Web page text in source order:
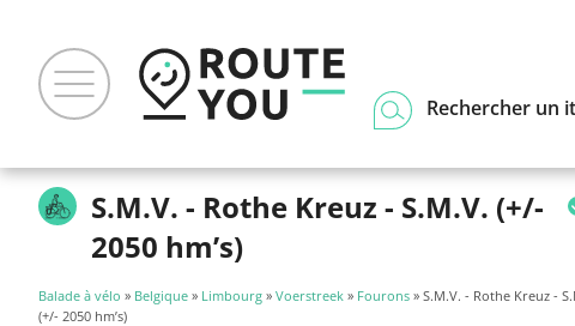
Rechercher un
S.M.V. - Rothe Kreuz - S.M.V. (+/-
2050 hm’s)
Balade à vélo » Belgique » Limbourg » Voerstreek » Fourons » S.M.V. - Rothe Kreuz -
(+/- 2050 hm’s)